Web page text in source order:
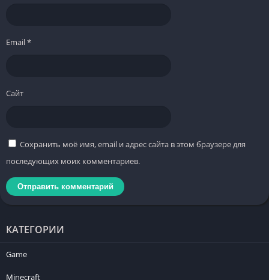
Email*
Сайт
Сохранить моё имя, email и адрес сайта в этом браузере для
последующих моих комментариев.
КАТЕГОРИИ
Game
Minecraft